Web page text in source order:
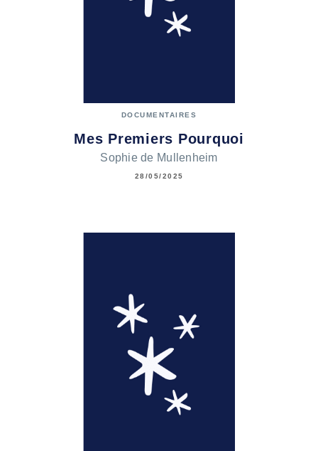
DOCUMENTAIRES
Mes Premiers Pourquoi
Sophie de Mullenheim
28/05/2025